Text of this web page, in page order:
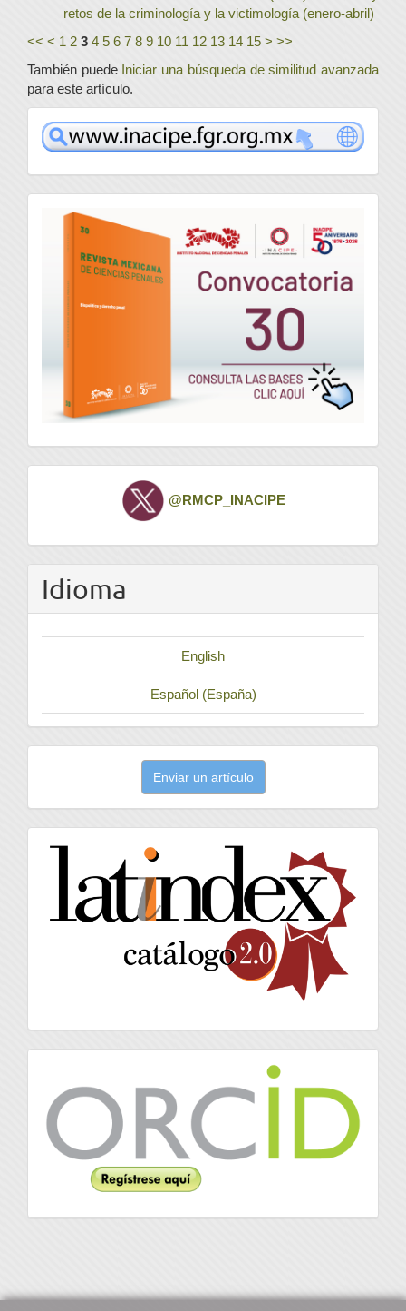
retos de la criminología y la victimología (enero-abril)
<< < 1 2 3 4 5 6 7 8 9 10 11 12 13 14 15 > >>
También puede Iniciar una búsqueda de similitud avanzada
para este artículo.
www
convocatoria
Twitter @RMCP_INACIPE
Idioma
English
Español (España)
artículo
Enviar un artículo
latindex